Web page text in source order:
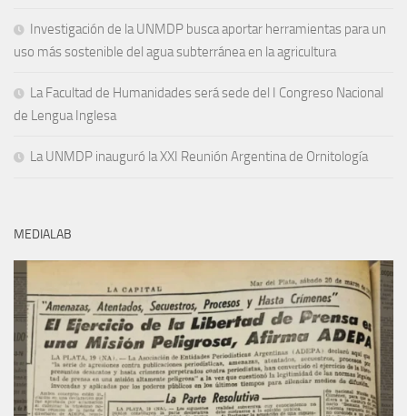
Investigación de la UNMDP busca aportar herramientas para un
uso más sostenible del agua subterránea en la agricultura
La Facultad de Humanidades será sede del I Congreso Nacional
de Lengua Inglesa
La UNMDP inauguró la XXI Reunión Argentina de Ornitología
MEDIALAB